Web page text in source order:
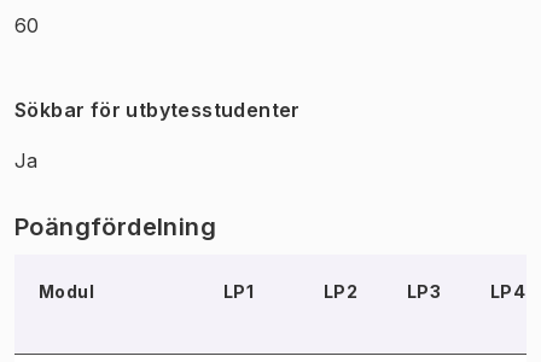
60
Sökbar för utbytesstudenter
Ja
Poängfördelning
Modul LP1 LP2 LP3 LP4